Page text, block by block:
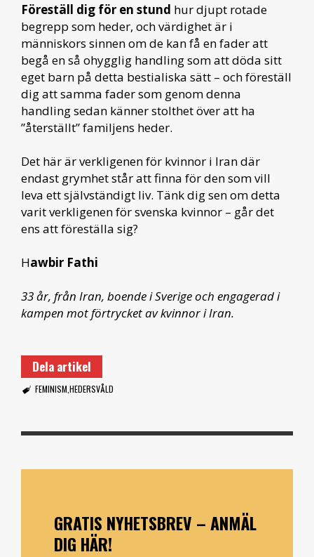
Föreställ dig för en stund hur djupt rotade
begrepp som heder, och värdighet är i
människors sinnen om de kan få en fader att
begå en så ohygglig handling som att döda sitt
eget barn på detta bestialiska sätt – och föreställ
dig att samma fader som genom denna
handling sedan känner stolthet över att ha
”återställt” familjens heder.
Det här är verkligenen för kvinnor i Iran där
endast grymhet står att finna för den som vill
leva ett självständigt liv. Tänk dig sen om detta
varit verkligenen för svenska kvinnor – går det
ens att föreställa sig?
Hawbir Fathi
33 år, från Iran, boende i Sverige och engagerad i
kampen mot förtrycket av kvinnor i Iran.
Dela artikel
FEMINISM HEDERSVÅLD
GRATIS NYHETSBREV – ANMÄL
DIG HÄR!